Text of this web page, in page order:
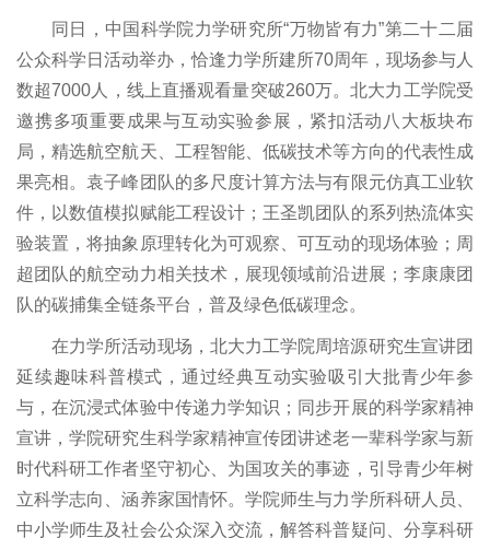
同日，中国科学院力学研究所“万物皆有力”第二十二届
公众科学日活动举办，恰逢力学所建所70周年，现场参与人
数超7000人，线上直播观看量突破260万。北大力工学院受
邀携多项重要成果与互动实验参展，紧扣活动八大板块布
局，精选航空航天、工程智能、低碳技术等方向的代表性成
果亮相。袁子峰团队的多尺度计算方法与有限元仿真工业软
件，以数值模拟赋能工程设计；王圣凯团队的系列热流体实
验装置，将抽象原理转化为可观察、可互动的现场体验；周
超团队的航空动力相关技术，展现领域前沿进展；李康康团
队的碳捕集全链条平台，普及绿色低碳理念。
在力学所活动现场，北大力工学院周培源研究生宣讲团
延续趣味科普模式，通过经典互动实验吸引大批青少年参
与，在沉浸式体验中传递力学知识；同步开展的科学家精神
宣讲，学院研究生科学家精神宣传团讲述老一辈科学家与新
时代科研工作者坚守初心、为国攻关的事迹，引导青少年树
立科学志向、涵养家国情怀。学院师生与力学所科研人员、
中小学师生及社会公众深入交流，解答科普疑问、分享科研